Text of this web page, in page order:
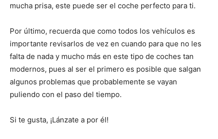
mucha prisa, este puede ser el coche perfecto para ti.
Por último, recuerda que como todos los vehículos es
importante revisarlos de vez en cuando para que no les
falta de nada y mucho más en este tipo de coches tan
modernos, pues al ser el primero es posible que salgan
algunos problemas que probablemente se vayan
puliendo con el paso del tiempo.
Si te gusta, ¡Lánzate a por él!